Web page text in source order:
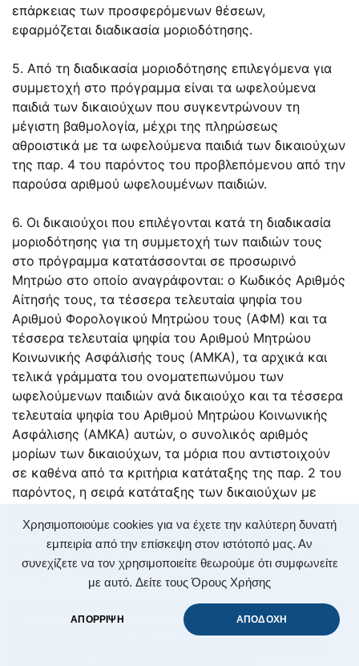
Χρησιμοποιούμε cookies για να έχετε την καλύτερη δυνατή
εμπειρία από την επίσκεψη στον ιστότοπό μας. Αν
συνεχίζετε να τον χρησιμοποιείτε θεωρούμε ότι συμφωνείτε
με αυτό. Δείτε τους Όρους Χρήσης
ΑΠΟΡΡΙΨΗ ΑΠΟΔΟΧΗ
επάρκειας των προσφερόμενων θέσεων,
εφαρμόζεται διαδικασία μοριοδότησης.
5. Από τη διαδικασία μοριοδότησης επιλεγόμενα για
συμμετοχή στο πρόγραμμα είναι τα ωφελούμενα
παιδιά των δικαιούχων που συγκεντρώνουν τη
μέγιστη βαθμολογία, μέχρι της πληρώσεως
αθροιστικά με τα ωφελούμενα παιδιά των δικαιούχων
της παρ. 4 του παρόντος του προβλεπόμενου από την
παρούσα αριθμού ωφελουμένων παιδιών.
6. Οι δικαιούχοι που επιλέγονται κατά τη διαδικασία
μοριοδότησης για τη συμμετοχή των παιδιών τους
στο πρόγραμμα κατατάσσονται σε προσωρινό
Μητρώο στο οποίο αναγράφονται: ο Κωδικός Αριθμός
Αίτησής τους, τα τέσσερα τελευταία ψηφία του
Αριθμού Φορολογικού Μητρώου τους (ΑΦΜ) και τα
τέσσερα τελευταία ψηφία του Αριθμού Μητρώου
Κοινωνικής Ασφάλισής τους (ΑΜΚΑ), τα αρχικά και
τελικά γράμματα του ονοματεπωνύμου των
ωφελούμενων παιδιών ανά δικαιούχο και τα τέσσερα
τελευταία ψηφία του Αριθμού Μητρώου Κοινωνικής
Ασφάλισης (ΑΜΚΑ) αυτών, ο συνολικός αριθμός
μορίων των δικαιούχων, τα μόρια που αντιστοιχούν
σε καθένα από τα κριτήρια κατάταξης της παρ. 2 του
παρόντος, η σειρά κατάταξης των δικαιούχων με
ένδειξη έκδοσης «Επιταγής Διαμονής σε Παιδικές
Κατασκηνώσεις» για κάθε ωφελούμενο τέκνο ανά
επιλεγέντα δικαιούχο.
7. Δικαιούχοι που επιλέγονται σύμφωνα με την παρ. 4
του παρόντος για συμμετοχή των παιδιών τους στο